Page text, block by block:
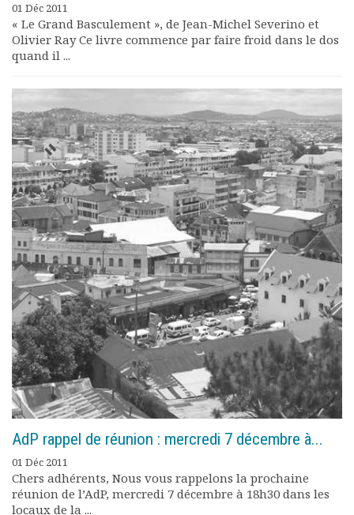
01 Déc 2011
« Le Grand Basculement », de Jean-Michel Severino et
Olivier Ray Ce livre commence par faire froid dans le dos
quand il ...
AdP rappel de réunion : mercredi 7 décembre à...
01 Déc 2011
Chers adhérents, Nous vous rappelons la prochaine
réunion de l’AdP, mercredi 7 décembre à 18h30 dans les
locaux de la ...